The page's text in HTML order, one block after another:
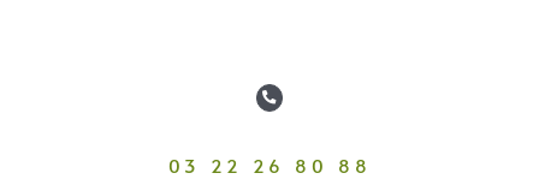
03 22 26 80 88